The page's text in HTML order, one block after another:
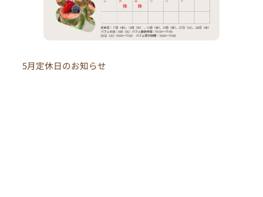
5月定休日のお知らせ